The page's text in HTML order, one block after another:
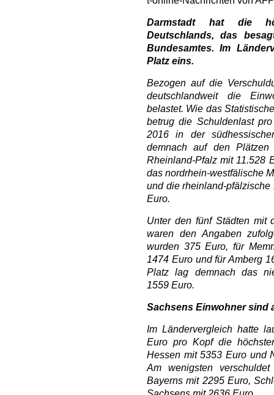
Darmstadt hat die
Deutschlands, das
Bundesamtes. Im
Platz eins.
Bezogen auf die
deutschlandweit die
belastet. Wie das
betrug die Schuldenlast
2016 in der
demnach auf den Plätzen
Rheinland-Pfalz mit 11.528
das nordrhein-westfälische
und die rheinland-pfälzische
Euro.
Unter den fünf Städten mit
waren den Angaben
wurden 375 Euro, für
1474 Euro und für Amberg
Platz lag demnach das
1559 Euro.
Sachsens Einwohner sind
Im Ländervergleich hatte
Euro pro Kopf die
Hessen mit 5353 Euro und
Am wenigsten
Bayerns mit 2295 Euro,